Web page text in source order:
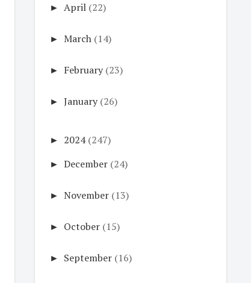
► April (22)
► March (14)
► February (23)
► January (26)
► 2024 (247)
► December (24)
► November (13)
► October (15)
► September (16)